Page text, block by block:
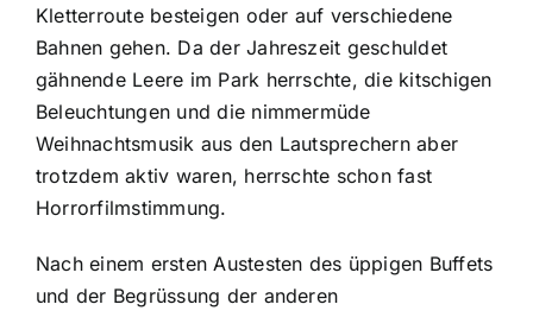
Kletterroute besteigen oder auf verschiedene
Bahnen gehen. Da der Jahreszeit geschuldet
gähnende Leere im Park herrschte, die kitschigen
Beleuchtungen und die nimmermüde
Weihnachtsmusik aus den Lautsprechern aber
trotzdem aktiv waren, herrschte schon fast
Horrorfilmstimmung.
Nach einem ersten Austesten des üppigen Buffets
und der Begrüssung der anderen